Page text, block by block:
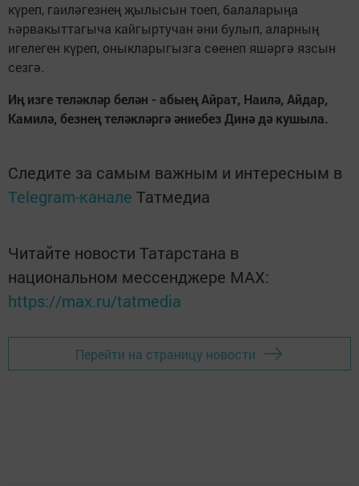
күреп, гаиләгезнең җылысын тоеп, балаларыңа
һәрвакыттагыча кайгыртучан әни булып, аларның
игелеген күреп, оныкларыгызга сөенеп яшәргә язсын
сезгә.
Иң изге теләкләр белән - абыең Айрат, Наилә, Айдар,
Камилә, безнең теләкләргә әниебез Динә дә кушыла.
Следите за самым важным и интересным в
Telegram-канале Татмедиа
Читайте новости Татарстана в
национальном мессенджере MАХ:
https://max.ru/tatmedia
Перейти на страницу новости